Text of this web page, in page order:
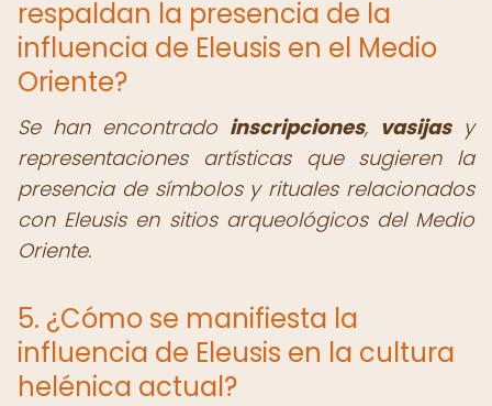
respaldan la presencia de la
influencia de Eleusis en el Medio
Oriente?
Se han encontrado inscripciones, vasijasy
representaciones artísticas que sugieren la
presencia de símbolos y rituales relacionados
con Eleusis en sitios arqueológicos del Medio
Oriente.
5. ¿Cómo se manifiesta la
influencia de Eleusis en la cultura
helénica actual?